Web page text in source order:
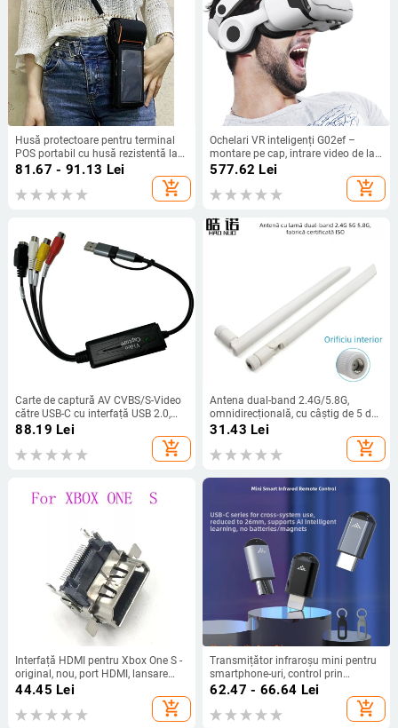
Husă protectoare pentru terminal
POS portabil cu husă rezistentă la
apă și curea de umăr (Model V2-
333; Marcă Spring pie; Compatibil
cu PDA, cititor RFID, POS; Origine
81.67 - 91.13 Lei
add_shopping_cart
Ochelari VR inteligenți G02ef –
montare pe cap, intrare video de la
telefonul mobil, rezoluție 720–1080,
577.62 Lei
add_shopping_cart
Carte de captură AV CVBS/S-Video
către USB-C cu interfață USB 2.0,
rezoluții 640x480@25Hz și
88.19 Lei
add_shopping_cart
Antena dual-band 2.4G/5.8G,
omnidirecțională, cu câștig de 5 dBi,
pliabilă, pentru WiFi și Bluetooth
31.43 Lei
add_shopping_cart
Interfață HDMI pentru Xbox One S -
original, nou, port HDMI, lansare
2017
44.45 Lei
add_shopping_cart
Transmițător infraroșu mini pentru
smartphone-uri, control prin
aplicație – interfețe: Lightning,
Type-C, USB-C; rază 8–15 m;
material: aliaj de
62.47 - 66.64 Lei
add_shopping_cart